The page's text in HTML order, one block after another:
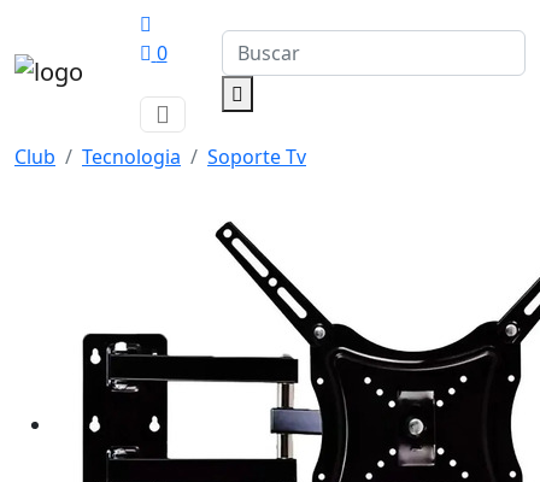
0
Club Tecnologia Soporte Tv